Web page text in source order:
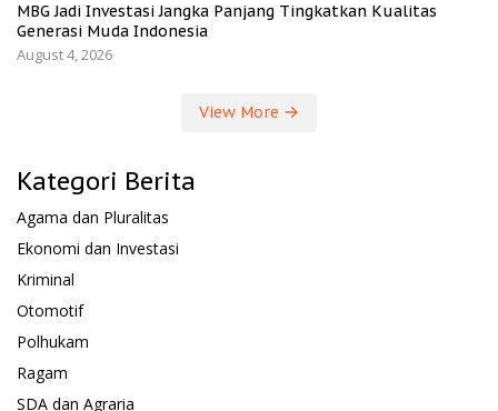
MBG Jadi Investasi Jangka Panjang Tingkatkan Kualitas
Generasi Muda Indonesia
August 4, 2026
View More
Kategori Berita
Agama dan Pluralitas
Ekonomi dan Investasi
Kriminal
Otomotif
Polhukam
Ragam
SDA dan Agraria